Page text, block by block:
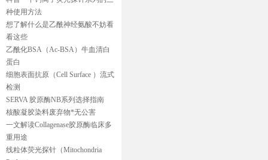
种使用方法
想了解什么是乙酰神经氨酸不妨看
看这些
乙酰化BSA（Ac-BSA）牛血清白
蛋白
细胞表面抗原（Cell Surface ）流式
检测
SERVA 胶原酶NB系列选择指南
核酸凝胶染料废弃物*无公害
一文解读Collagenase胶原酶临床多
重用途
线粒体荧光探针（Mitochondria